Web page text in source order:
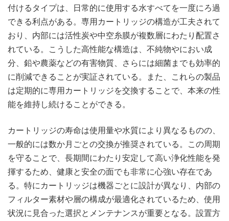
付けるタイプは、日常的に使用する水すべてを一度にろ過
できる利点がある。専用カートリッジの構造が工夫されて
おり、内部には活性炭や中空糸膜が複数層にわたり配置さ
れている。こうした高性能な構造は、不純物やにおい成
分、鉛や農薬などの有害物質、さらには細菌までも効率的
に削減できることが実証されている。また、これらの製品
は定期的に専用カートリッジを交換することで、本来の性
能を維持し続けることができる。
カートリッジの寿命は使用量や水質により異なるものの、
一般的には数か月ごとの交換が推奨されている。この周期
を守ることで、長期間にわたり安定して高い浄化性能を発
揮するため、健康と安全の面でも非常に心強い存在であ
る。特にカートリッジは機器ごとに設計が異なり、内部の
フィルター素材や層の構成が最適化されているため、使用
状況に見合った選択とメンテナンスが重要となる。設置方